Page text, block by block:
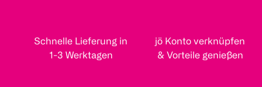
Schnelle Lieferung in
1-3 Werktagen
jö Konto verknüpfen
& Vorteile genießen